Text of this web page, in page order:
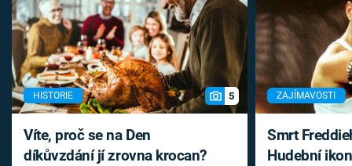
HISTORIE 5
Víte, proč se na Den
díkůvzdání jí zrovna krocan?
ZAJÍMAVOSTI
Smrt
Hudební